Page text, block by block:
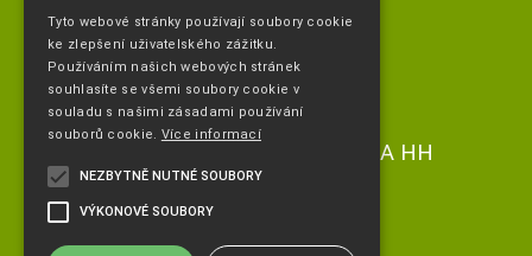
Odstoupeni od smlouvy
ESHOP PROVOZUJE
Ing. Hana Čejdíková POPLETA HH
+420 736773336
Tyto webové stránky používají soubory cookie
ke zlepšení uživatelského zážitku.
Používáním našich webových stránek
souhlasíte se všemi soubory cookie v
souladu s našimi zásadami používání
souborů cookie. Více informací
NEZBYTNĚ NUTNÉ SOUBORY
VÝKONOVÉ SOUBORY